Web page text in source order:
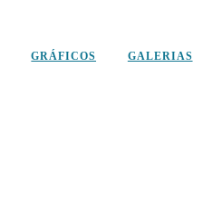
GRÁFICOS GALERIAS